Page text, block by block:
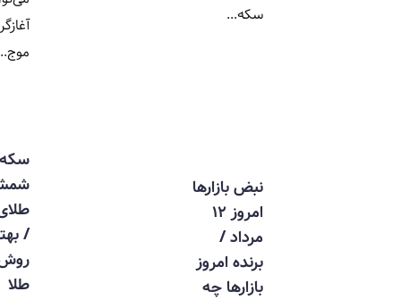
آغازگر یک
نبض بازارها
امروز ۱۲
برنده امروز
بازارها چه
شمش یا
طلای آنلاین
/ بهترین
روش خرید